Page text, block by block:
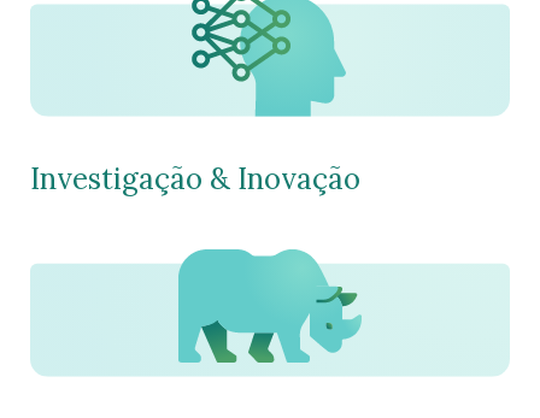
Investigação & Inovação